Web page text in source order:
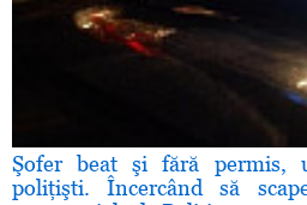
Şofer beat şi fără permis,
poliţişti. Încercând să